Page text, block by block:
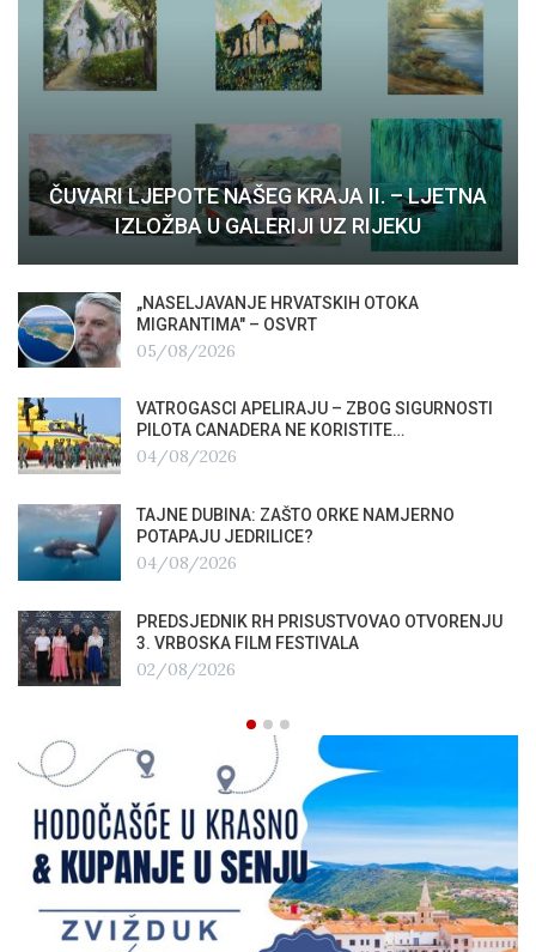
ČUVARI LJEPOTE NAŠEG KRAJA II. – LJETNA
IZLOŽBA U GALERIJI UZ RIJEKU
„NASELJAVANJE HRVATSKIH OTOKA
MIGRANTIMA″ – OSVRT
05/08/2026
VATROGASCI APELIRAJU – ZBOG SIGURNOSTI
PILOTA CANADERA NE KORISTITE…
04/08/2026
TAJNE DUBINA: ZAŠTO ORKE NAMJERNO
POTAPAJU JEDRILICE?
04/08/2026
PREDSJEDNIK RH PRISUSTVOVAO OTVORENJU
3. VRBOSKA FILM FESTIVALA
02/08/2026